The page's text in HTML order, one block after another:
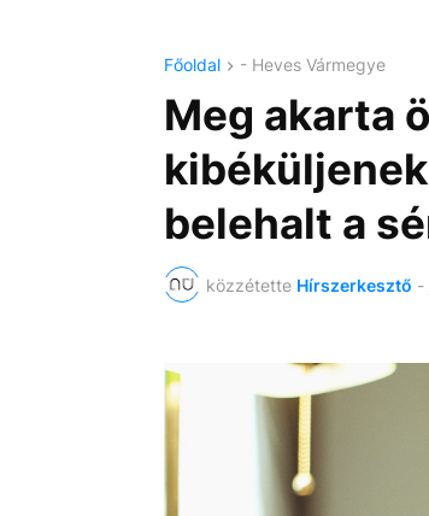
Főoldal - Heves Vármegye
Meg akarta
belehalt a
közzétette Hírszerkesztő -